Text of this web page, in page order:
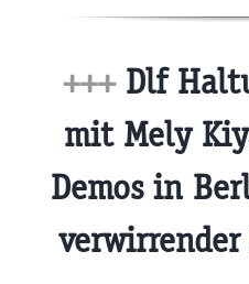
+++Dlf
mit Mely
Demos in